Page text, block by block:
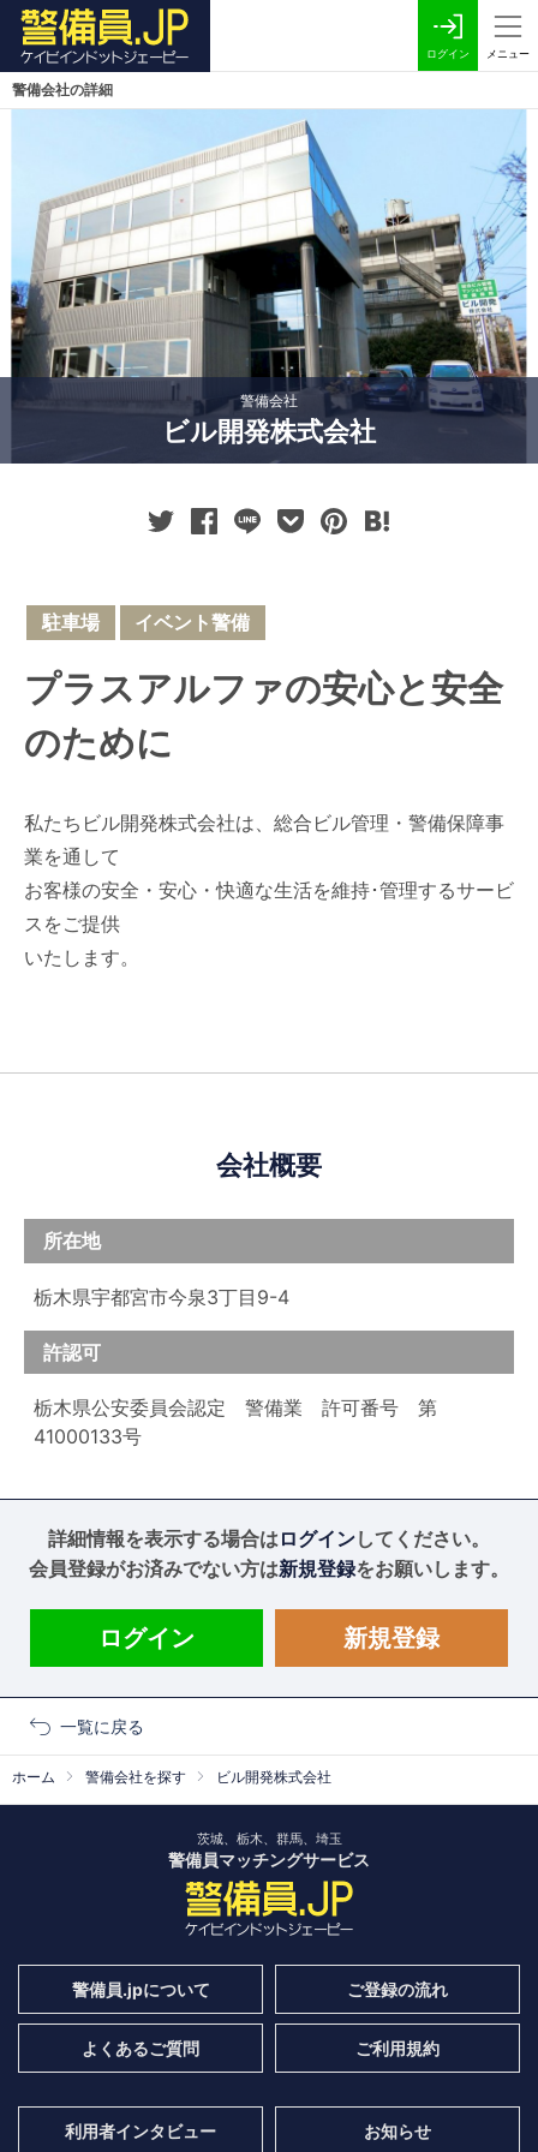
メニュー
ログイン
警備会社の詳細
警備会社
ビル開発株式会社
駐車場 イベント警備
プラスアルファの安心と安全
のために
私たちビル開発株式会社は、総合ビル管理・警備保障事
業を通して
お客様の安全・安心・快適な生活を維持･管理するサービ
スをご提供
いたします。
会社概要
所在地
栃木県宇都宮市今泉3丁目9-4
許認可
栃木県公安委員会認定 警備業 許可番号 第
41000133号
詳細情報を表示する場合はログインしてください。
会員登録がお済みでない方は新規登録をお願いします。
ログイン 新規登録
一覧に戻る
ホーム 警備会社を探す ビル開発株式会社
茨城、栃木、群馬、埼玉
警備員マッチングサービス
警備員.jpについて ご登録の流れ
よくあるご質問 ご利用規約
利用者インタビュー お知らせ